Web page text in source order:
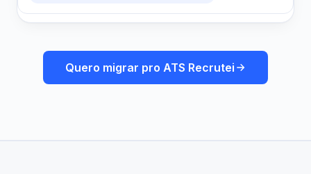
Quero migrar pro ATS Recrutei